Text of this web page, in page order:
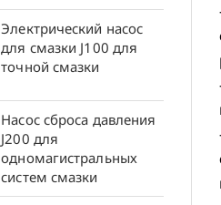
Электрический насос
для смазки J100 для
точной смазки
Насос сброса давления
J200 для
одномагистральных
систем смазки